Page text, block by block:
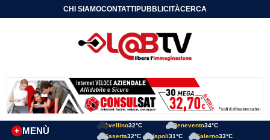
CHI SIAMOCONTATTIPUBBLICITÀCERCA
MENÙ
+
Avellino32°C Benevento34°C
Caserta32°C Napoli31°C Salerno33°C